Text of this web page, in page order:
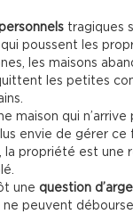
tragiques
poussent les
les maisons
les petites
maison qui n’arrive
envie de gérer ce
la propriété est une
une question
peuvent